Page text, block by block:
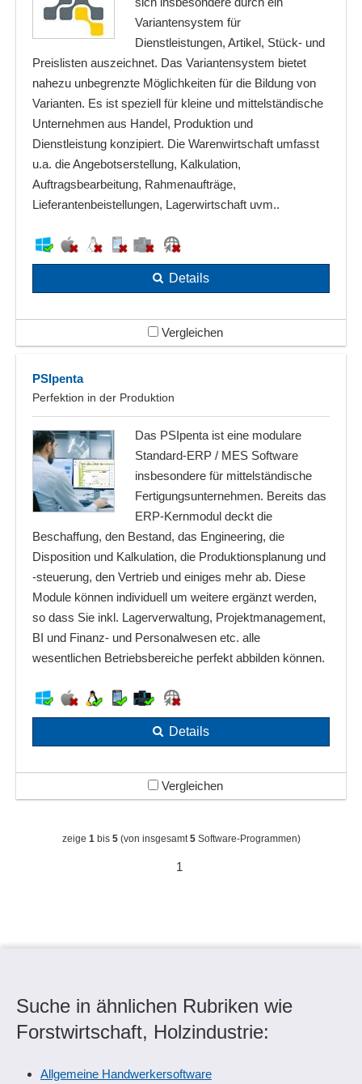
Variantensystem für
Dienstleistungen, Artikel, Stück- und
Preislisten auszeichnet. Das Variantensystem bietet
nahezu unbegrenzte Möglichkeiten für die Bildung von
Varianten. Es ist speziell für kleine und mittelständische
Unternehmen aus Handel, Produktion und
Dienstleistung konzipiert. Die Warenwirtschaft umfasst
u.a. die Angebotserstellung, Kalkulation,
Auftragsbearbeitung, Rahmenaufträge,
Lieferantenbeistellungen, Lagerwirtschaft uvm..
Details
Vergleichen
PSIpenta
Perfektion in der Produktion
Das PSIpenta ist eine modulare
Standard-ERP / MES Software
insbesondere für mittelständische
Fertigungsunternehmen. Bereits das
ERP-Kernmodul deckt die
Beschaffung, den Bestand, das Engineering, die
Disposition und Kalkulation, die Produktionsplanung und
-steuerung, den Vertrieb und einiges mehr ab. Diese
Module können individuell um weitere ergänzt werden,
so dass Sie inkl. Lagerverwaltung, Projektmanagement,
BI und Finanz- und Personalwesen etc. alle
wesentlichen Betriebsbereiche perfekt abbilden können.
Details
Vergleichen
zeige 1bis 5(von insgesamt5Software-Programmen)
1
Suche in ähnlichen Rubriken wie
Forstwirtschaft, Holzindustrie:
Allgemeine Handwerkersoftware